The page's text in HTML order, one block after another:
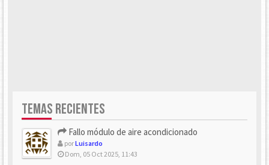
TEMAS RECIENTES
Fallo módulo de aire acondicionado
porLuisardo
Dom, 05 Oct 2025, 11:43